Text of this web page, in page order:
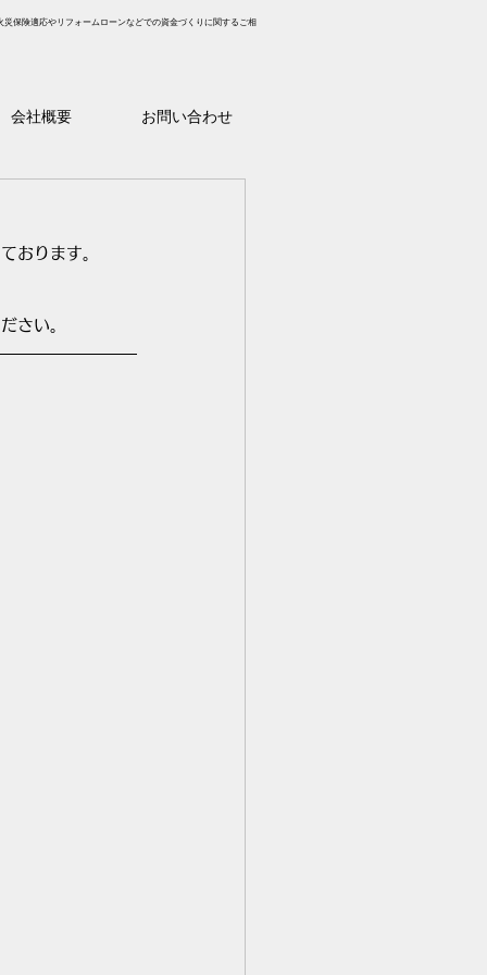
保険適応やリフォームローンなどでの資金づくりに関するご相
会社概要 お問い合わせ
おります。
さい。